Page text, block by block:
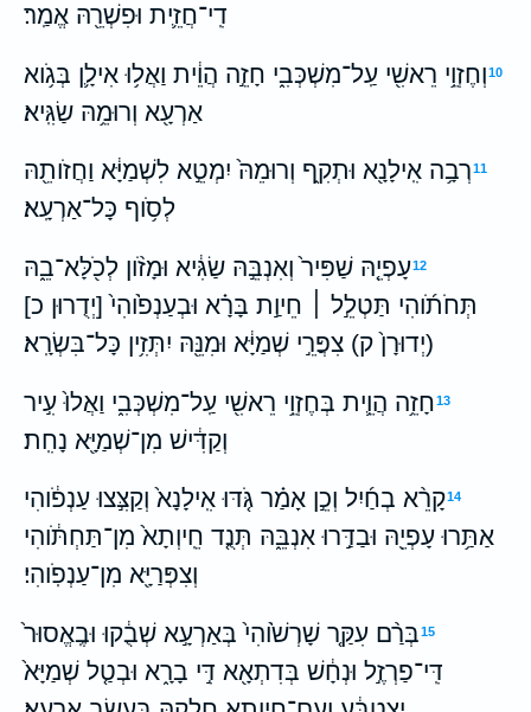
דִֽי־חֲזֵ֛ית וּפִשְׁרֵ֖הּ אֱמַֽר׃
10וְחֶזְוֵ֥י רֵאשִׁ֖י עַֽל־מִשְׁכְּבִ֑י חָזֵ֣ה הֲוֵ֔ית וַאֲל֥וּ אִילָ֛ן בְּגֹ֥וא
אַרְעָ֖א וְרוּמֵ֥הּ שַׂגִּֽיא׃
11רְבָ֥ה אִֽילָנָ֖א וּתְקִ֑ף וְרוּמֵהּ֙ יִמְטֵ֣א לִשְׁמַיָּ֔א וַחֲזֹותֵ֖הּ
לְסֹ֥וף כָּל־אַרְעָֽא׃
12עָפְיֵ֤הּ שַׁפִּיר֙ וְאִנְבֵּ֣הּ שַׂגִּ֔יא וּמָזֹ֨ון לְכֹ֖לָּא־בֵ֑הּ
תְּחֹתֹ֜והִי תַּטְלֵ֣ל ׀ חֵיוַ֣ת בָּרָ֗א וּבְעַנְפֹ֙והִי֙ [יְדֻרוּן כ]
(יְדוּרָן֙ ק) צִפֲּרֵ֣י שְׁמַיָּ֔א וּמִנֵּ֖הּ יִתְּזִ֥ין כָּל־בִּשְׂרָֽא׃
13חָזֵ֥ה הֲוֵ֛ית בְּחֶזְוֵ֥י רֵאשִׁ֖י עַֽל־מִשְׁכְּבִ֑י וַאֲלוּ֙ עִ֣יר
וְקַדִּ֔ישׁ מִן־שְׁמַיָּ֖א נָחִֽת׃
14קָרֵ֨א בְחַ֜יִל וְכֵ֣ן אָמַ֗ר גֹּ֤דּוּ אִֽילָנָא֙ וְקַצִּ֣צוּ עַנְפֹ֔והִי
אַתַּ֥רוּ עָפְיֵ֖הּ וּבַדַּ֣רוּ אִנְבֵּ֑הּ תְּנֻ֤ד חֵֽיוְתָא֙ מִן־תַּחְתֹּ֔והִי
וְצִפְּרַיָּ֖א מִן־עַנְפֹֽוהִי׃
15בְּרַ֨ם עִקַּ֤ר שָׁרְשֹׁ֙והִי֙ בְּאַרְעָ֣א שְׁבֻ֔קוּ וּבֶֽאֱסוּר֙
דִּֽי־פַרְזֶ֣ל וּנְחָ֔שׁ בְּדִתְאָ֖א דִּ֣י בָרָ֑א וּבְטַ֤ל שְׁמַיָּא֙